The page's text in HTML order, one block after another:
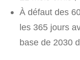
À défaut des
les 365 jours
base de 2030